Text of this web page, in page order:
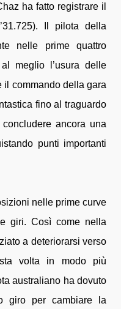
ha fatto registrare il
Il pilota della
nelle prime quattro
meglio l’usura delle
il commando della gara
fino al traguardo
ancora una
punti importanti
nelle prime curve
giri. Così come nella
a deteriorarsi verso
volta in modo più
australiano ha dovuto
giro per cambiare la